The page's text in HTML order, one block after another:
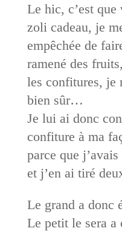
Le hic, c’est
zoli cadeau, je
empêchée de
ramené des
les confitures, je
bien sûr…
Je lui ai donc
confiture à ma
parce que
et j’en ai tiré
Le grand a donc
Le petit le sera a